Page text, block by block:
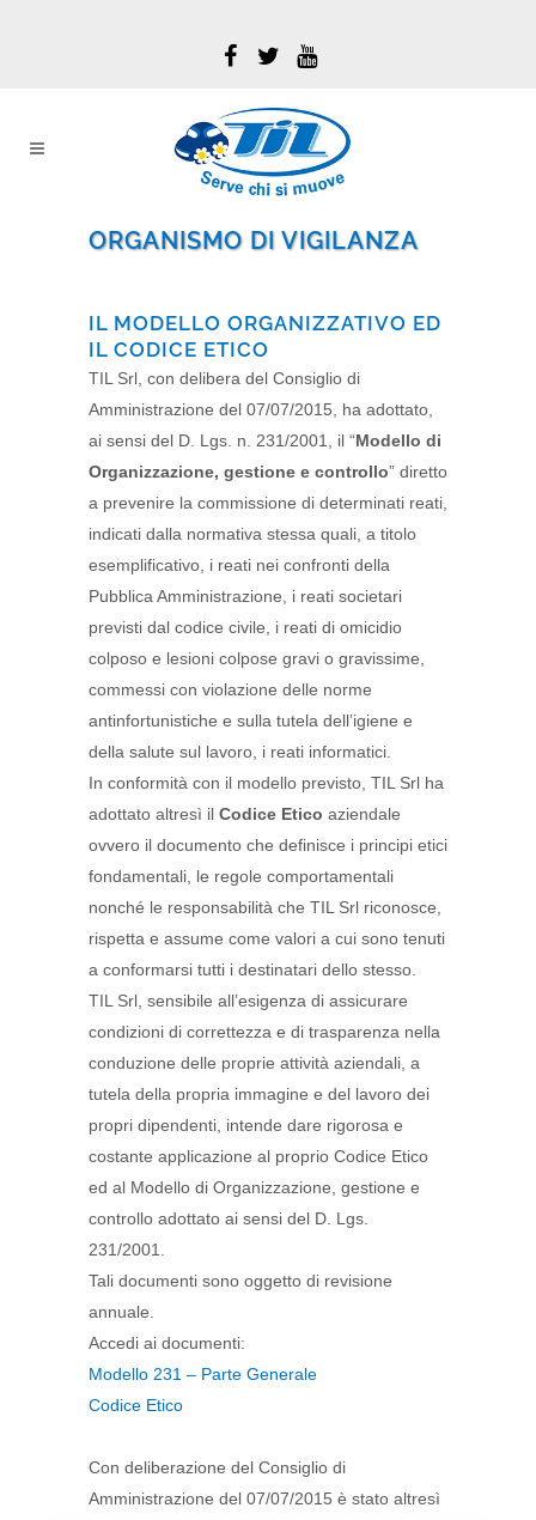
ORGANISMO DI VIGILANZA
IL MODELLO ORGANIZZATIVO ED
IL CODICE ETICO
TIL Srl, con delibera del Consiglio di
Amministrazione del 07/07/2015, ha adottato,
ai sensi del D. Lgs. n. 231/2001, il “Modello di
Organizzazione, gestione e controllo” diretto
a prevenire la commissione di determinati reati,
indicati dalla normativa stessa quali, a titolo
esemplificativo, i reati nei confronti della
Pubblica Amministrazione, i reati societari
previsti dal codice civile, i reati di omicidio
colposo e lesioni colpose gravi o gravissime,
commessi con violazione delle norme
antinfortunistiche e sulla tutela dell’igiene e
della salute sul lavoro, i reati informatici.
In conformità con il modello previsto, TIL Srl ha
adottato altresì il Codice Etico aziendale
ovvero il documento che definisce i principi etici
fondamentali, le regole comportamentali
nonché le responsabilità che TIL Srl riconosce,
rispetta e assume come valori a cui sono tenuti
a conformarsi tutti i destinatari dello stesso.
TIL Srl, sensibile all’esigenza di assicurare
condizioni di correttezza e di trasparenza nella
conduzione delle proprie attività aziendali, a
tutela della propria immagine e del lavoro dei
propri dipendenti, intende dare rigorosa e
costante applicazione al proprio Codice Etico
ed al Modello di Organizzazione, gestione e
controllo adottato ai sensi del D. Lgs.
231/2001.
Tali documenti sono oggetto di revisione
annuale.
Accedi ai documenti:
Modello 231 – Parte Generale
Codice Etico
Con deliberazione del Consiglio di
Amministrazione del 07/07/2015 è stato altresì